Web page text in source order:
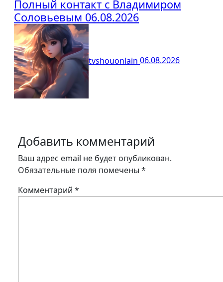
Полный контакт с Владимиром
Соловьевым 06.08.2026
tvshouonlain 06.08.2026
Добавить комментарий
Ваш адрес email не будет опубликован.
Обязательные поля помечены *
Комментарий *